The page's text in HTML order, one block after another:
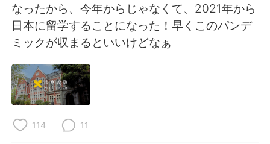
English 简体中文
繁體中文
العربية
Deutsch
なったから、今年からじゃなくて、2021年から
日本に留学することになった！早くこのパンデ
ミックが収まるといいけどなぁ
114 11